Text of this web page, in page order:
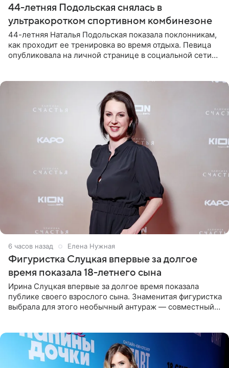
44-летняя Подольская снялась в
ультракоротком спортивном комбинезоне
44-летняя Наталья Подольская показала поклонникам,
как проходит ее тренировка во время отдыха. Певица
опубликовала на личной странице в социальной сети
6 часов назад Елена Нужная
Фигуристка Слуцкая впервые за долгое
время показала 18-летнего сына
Ирина Слуцкая впервые за долгое время показала
публике своего взрослого сына. Знаменитая фигуристка
выбрала для этого необычный антураж — совместный